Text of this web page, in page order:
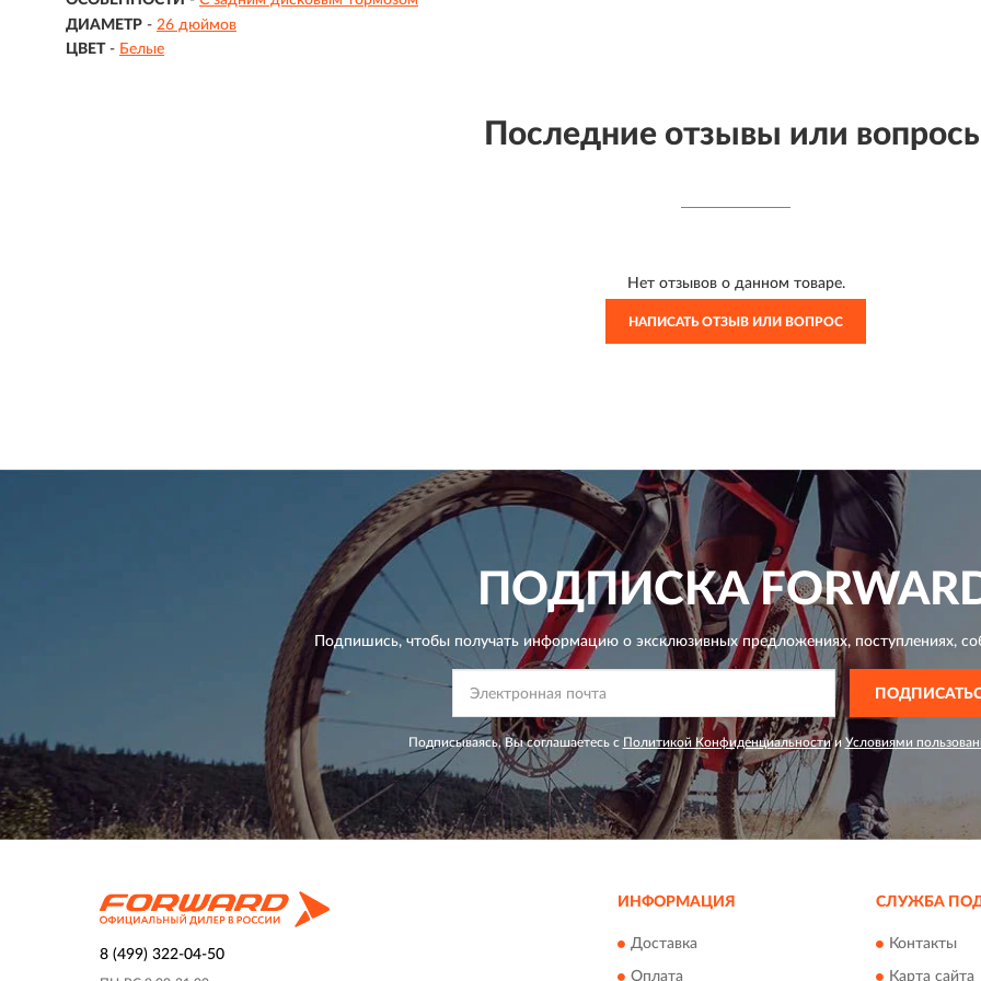
ДИАМЕТР - 26 дюймов
ЦВЕТ - Белые
Последние отзывы или
Нет отзывов о данном товаре.
НАПИСАТЬ ОТЗЫВ ИЛИ ВОПРОС
ПОДПИСКА
Подпишись, чтобы получать информацию о эксклюзивных предложениях,поступлениях,
Подписываясь, Вы соглашаетесь с Политикой Конфиденциальности и Условиями
8 (499) 322-04-50
ИНФОРМАЦИЯ
Доставка
Оплата
СЛУЖБА
Контакты
Карта сайта